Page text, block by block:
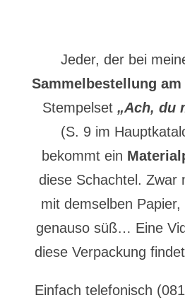
Jeder, der bei
Sammelbestellung
Stempelset „Ach, du
(S. 9 im
bekommt ein
diese Schachtel. Zwar
mit demselben
genauso süß… Eine
diese Verpackung
Einfach telefonisch